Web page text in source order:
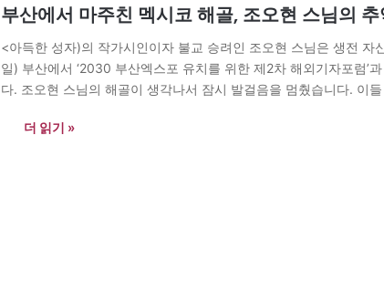
부산에서 마주친 멕시코 해골, 조오현 스님의
<아득한 성자)의 작가시인이자 불교 승려인 조오현 스님은 생전
일) 부산에서 ‘2030 부산엑스포 유치를 위한 제2차 해외기자포럼’
다. 조오현 스님의 해골이 생각나서 잠시 발걸음을 멈췄습니다. 이
더 읽기 »